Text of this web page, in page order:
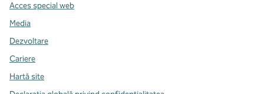
Acces special web
Media
Dezvoltare
Cariere
Hartă site